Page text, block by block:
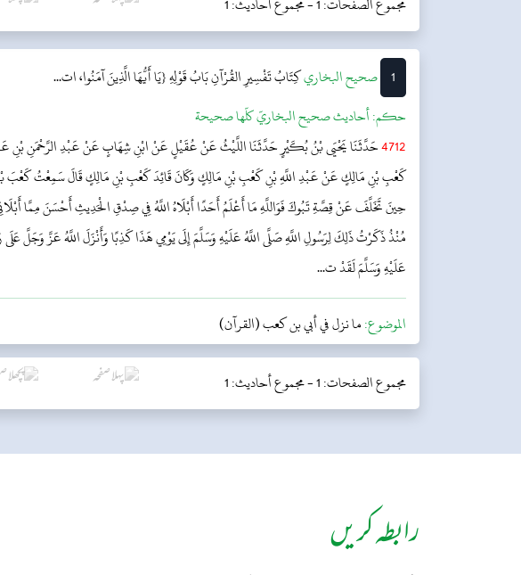
1 ‌‌صحيح البخاريكِتَابُ تَفْسِيرِ القُرْآنِبَابُ قَوْلِهِ {يَا أَيُّهَا الَّذِينَ آمَنُوا، ات...
حکم:أحاديث صحيح البخاريّ كلّها صحيحة
4712حَدَّثَنَا يَحْيَى بْنُ بُكَيْرٍ حَدَّثَنَا اللَّيْثُ عَنْ عُقَيْلٍ عَنْ ابْنِ شِهَابٍ عَنْ عَبْدِ الرَّحْمَنِ بْنِ
كَعْبِ بْنِ مَالِكٍ عَنْ عَبْدِ اللَّهِ بْنِ كَعْبِ بْنِ مَالِكٍ وَكَانَ قَائِدَ كَعْبِ بْنِ مَالِكٍ قَالَ سَمِعْتُ
حِينَ تَخَلَّفَ عَنْ قِصَّةِ تَبُوكَ فَوَاللَّهِ مَا أَعْلَمُ أَحَدًا أَبْلَاهُ اللَّهُ فِي صِدْقِ الْحَدِيثِ أَحْسَنَ مِمَّا
مُنْذُ ذَكَرْتُ ذَلِكَ لِرَسُولِ اللَّهِ صَلَّى اللَّهُ عَلَيْهِ وَسَلَّمَ إِلَى يَوْمِي هَذَا كَذِبًا وَأَنْزَلَ اللَّهُ عَزَّ وَجَلَّ عَلَى
عَلَيْهِ وَسَلَّمَ لَقَدْ ت...
الموضوع:ما نزل في أبي بن كعب (القرآن)
مجموع الصفحات: 1 - مجموع أحاديث: 1
رابطہ کریں